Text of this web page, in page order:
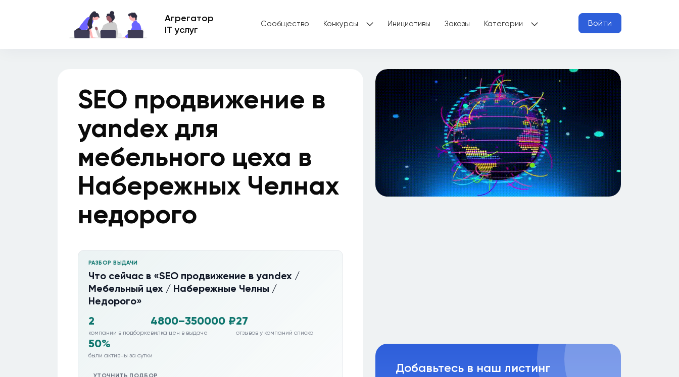
Агрегатор
IT услуг
Сообщество Конкурсы Инициативы Заказы Категории Войти
SEO продвижение в
yandex для
мебельного цеха в
Набережных Челнах
недорого
РАЗБОР ВЫДАЧИ
Что сейчас в «SEO продвижение в yandex /
Мебельный цех / Набережные Челны /
Недорого»
2
компании в подборке
4800–350000 ₽
вилка цен в выдаче
27
отзывов у компаний списка
50%
были активны за сутки
УТОЧНИТЬ ПОДБОР
Добавьтесь в наш листинг